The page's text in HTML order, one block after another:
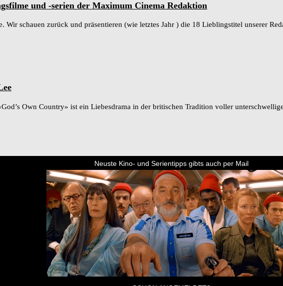
und -serien der Maximum Cinema Redaktion
Wir schauen zurück und präsentieren (wie letztes Jahr ) die 18 Lieblingstitel unserer
Own Country» ist ein Liebesdrama in der britischen Tradition voller